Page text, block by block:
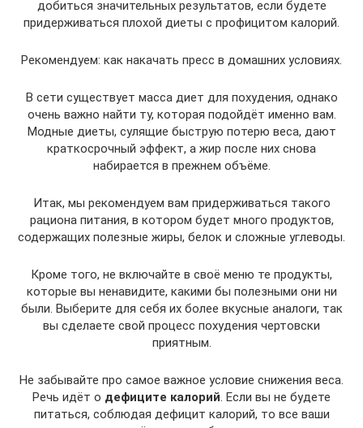
добиться значительных результатов, если будете
придерживаться плохой диеты с профицитом калорий.
Рекомендуем: как накачать пресс в домашних условиях.
В сети существует масса диет для похудения, однако
очень важно найти ту, которая подойдёт именно вам.
Модные диеты, сулящие быструю потерю веса, дают
краткосрочный эффект, а жир после них снова
набирается в прежнем объёме.
Итак, мы рекомендуем вам придерживаться такого
рациона питания, в котором будет много продуктов,
содержащих полезные жиры, белок и сложные углеводы.
Кроме того, не включайте в своё меню те продукты,
которые вы ненавидите, какими бы полезными они ни
были. Выберите для себя их более вкусные аналоги, так
вы сделаете свой процесс похудения чертовски
приятным.
Не забывайте про самое важное условие снижения веса.
Речь идёт о дефиците калорий. Если вы не будете
питаться, соблюдая дефицит калорий, то все ваши